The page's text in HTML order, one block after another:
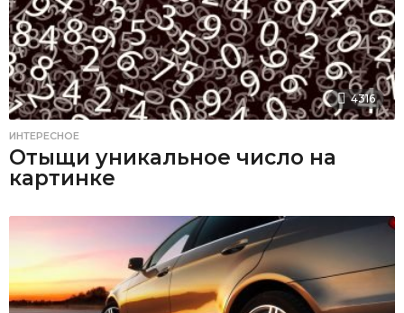
4316
ИНТЕРЕСНОЕ
Отыщи уникальное число на
картинке